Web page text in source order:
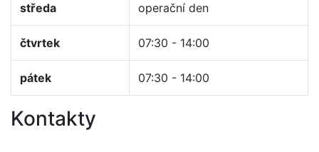
středa operační den
čtvrtek 07:30 - 14:00
pátek 07:30 - 14:00
Kontakty